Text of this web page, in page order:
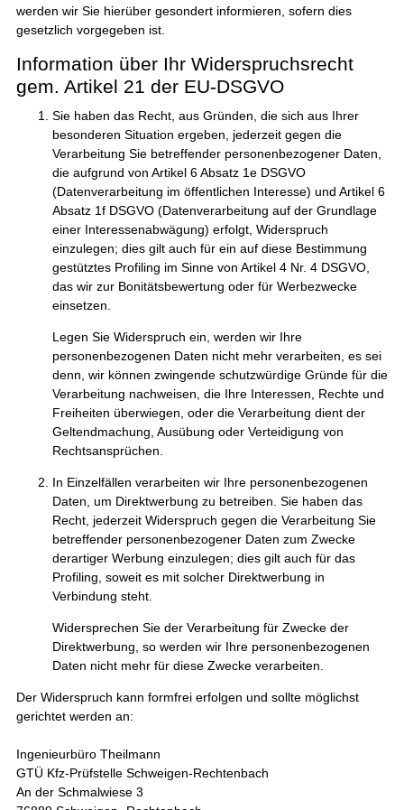
werden wir Sie hierüber gesondert informieren, sofern dies
gesetzlich vorgegeben ist.
Information über Ihr Widerspruchsrecht
gem. Artikel 21 der EU-DSGVO
Sie haben das Recht, aus Gründen, die sich aus Ihrer
besonderen Situation ergeben, jederzeit gegen die
Verarbeitung Sie betreffender personenbezogener Daten,
die aufgrund von Artikel 6 Absatz 1e DSGVO
(Datenverarbeitung im öffentlichen Interesse) und Artikel 6
Absatz 1f DSGVO (Datenverarbeitung auf der Grundlage
einer Interessenabwägung) erfolgt, Widerspruch
einzulegen; dies gilt auch für ein auf diese Bestimmung
gestütztes Profiling im Sinne von Artikel 4 Nr. 4 DSGVO,
das wir zur Bonitätsbewertung oder für Werbezwecke
einsetzen.
Legen Sie Widerspruch ein, werden wir Ihre
personenbezogenen Daten nicht mehr verarbeiten, es sei
denn, wir können zwingende schutzwürdige Gründe für die
Verarbeitung nachweisen, die Ihre Interessen, Rechte und
Freiheiten überwiegen, oder die Verarbeitung dient der
Geltendmachung, Ausübung oder Verteidigung von
Rechtsansprüchen.
In Einzelfällen verarbeiten wir Ihre personenbezogenen
Daten, um Direktwerbung zu betreiben. Sie haben das
Recht, jederzeit Widerspruch gegen die Verarbeitung Sie
betreffender personenbezogener Daten zum Zwecke
derartiger Werbung einzulegen; dies gilt auch für das
Profiling, soweit es mit solcher Direktwerbung in
Verbindung steht.
Widersprechen Sie der Verarbeitung für Zwecke der
Direktwerbung, so werden wir Ihre personenbezogenen
Daten nicht mehr für diese Zwecke verarbeiten.
Der Widerspruch kann formfrei erfolgen und sollte möglichst
gerichtet werden an:
Ingenieurbüro Theilmann
GTÜ Kfz-Prüfstelle Schweigen-Rechtenbach
An der Schmalwiese 3